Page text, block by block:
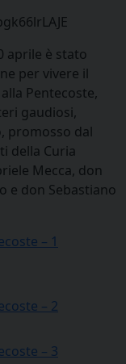
aprile è stato
per vivere il
Pentecoste,
gaudiosi,
promosso dal
della Curia
Mecca, don
e don Sebastiano
– 1
– 2
– 3